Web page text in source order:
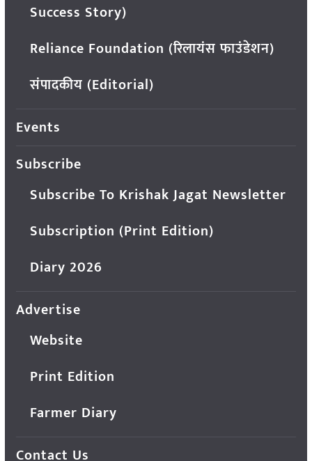
Success Story)
Reliance Foundation (रिलायंस फाउंडेशन)
संपादकीय (Editorial)
Events
Subscribe
Subscribe To Krishak Jagat Newsletter
Subscription (Print Edition)
Diary 2026
Advertise
Website
Print Edition
Farmer Diary
Contact Us